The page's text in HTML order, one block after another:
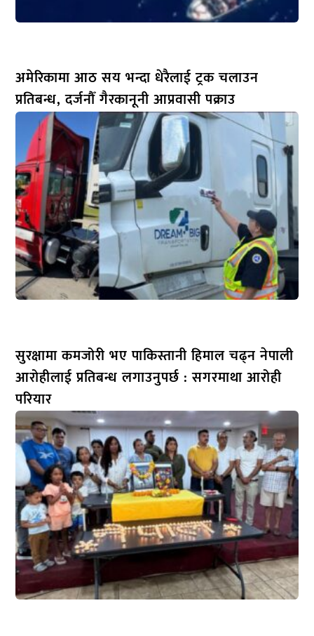
अमेरिकामा आठ सय भन्दा धेरैलाई ट्रक चलाउन
प्रतिबन्ध, दर्जनौँ गैरकानूनी आप्रवासी पक्राउ
सुरक्षामा कमजोरी भए पाकिस्तानी हिमाल चढ्न नेपाली
आरोहीलाई प्रतिबन्ध लगाउनुपर्छ : सगरमाथा आरोही
परियार